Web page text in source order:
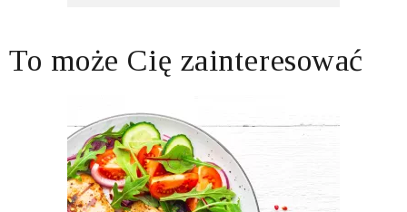
To może Cię zainteresować